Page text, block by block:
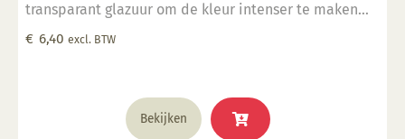
transparant glazuur om de kleur intenser te maken
Geschikt voor gebruiksgoed mits er een transparant
€ 6,40 excl. BTW
Bekijken